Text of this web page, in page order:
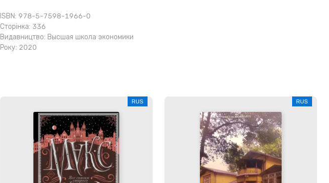
ISBN: 978-5-7598-1966-0
Сторінка: 336
Видавництво: Высшая школа экономики
Року: 2020
RUS RUS